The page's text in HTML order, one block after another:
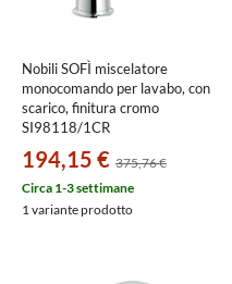
Nobili SOFÌ miscelatore
monocomando per lavabo, con
scarico, finitura cromo
SI98118/1CR
194,15 € 375,76 €
Circa 1-3 settimane
1 variante prodotto